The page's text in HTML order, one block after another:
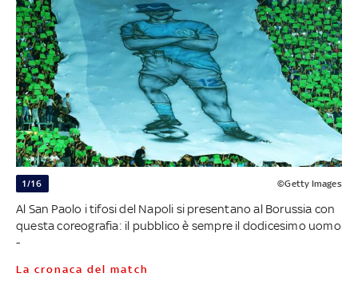
1/16 ©Getty Images
Al San Paolo i tifosi del Napoli si presentano al Borussia con
questa coreografia: il pubblico è sempre il dodicesimo uomo
-
La cronaca del match